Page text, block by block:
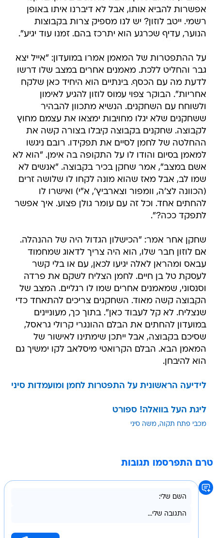
אפשרות להביא אותו, אבל לא דיברנו איתו באופן
רשמי. ייטב לוזון? יש לנו מספיק צרות בקבוצות
הנוער, עדיף שכרגע הוא יתרכז בהם. זמנו עוד יגיע".
על ההתפטרות של המאמן אמרו במועדון: "אייל יצא
גבר והחליט ללכת. מאמנים אחרים במצב שלו דרשו
לדעת מה עם הכסף. בינתיים הוא היחיד כאן שלקח
אחריות". הבוקר צפוי עמוס לוזון להגיע לאימון
ולשוחח עם השחקנים. הנשיא מתכוון להבהיר
ששחקנים שלא יגלו מחויבות ימצאו את עצמם מחוץ
לקבוצה. שחקנים בקבוצה קיבלו בצורה קשה את
ההחלטה של לחמן לסיים את תפקידו. רובם ניגשו
למאמן בסיום והודו לו על התקופה בה אימן. "הוא לא
אשם במצב", אמר שחקן בכיר בקבוצה. "אנשים לא
שמו לב, אבל מאז שהוא מונה לקחו לו שלושה זרים
(הכוונה לצ'ה, וומפור וצארביץ', א"י) ואישרו לו
להחתים אחד. וכל זה עם עומר גולן פצוע. איך אפשר
לתפקד ככה?".
שחקן אחר אמר: "הכישלון הגדול היה של ההנהלה.
אם לוזון חבר שלו, הוא היה צריך לדאוג שמחמוד
עבאס ומהראן לאלה יגיעו לכאן, עם או בלי קשר
לעסקת טל בן חיים. לחמן הצליח לשקם את פרדה
וסנסוני, שמאמנים אחרים שמו לו רגליים. המצב של
הקבוצה קשה מאוד. השחקנים צריכים להתאחד כדי
שנצליח. לא קל לעבוד כאן". בתוך כך, מעוניינים
במועדון להחתים את הבלם ההונגרי קרולי גראסל,
שסיכם בקבוצה, אבל ייתכן שימתינו לאישור של
המאמן הבא. הבלם הקרואטי מיסלאב לקו ימשיך גם
הוא להיבחן.
לידיעה הראשונית על התפטרות לחמן ומועמדות סיני
ליגת העל בוואלה! ספורט
מכבי פתח תקוה משה סיני
טרם התפרסמו תגובות